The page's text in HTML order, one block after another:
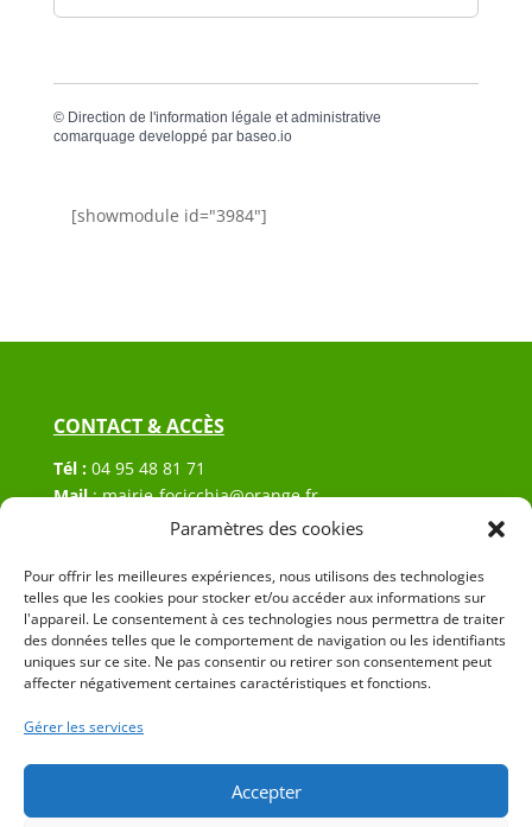
Paramètres des cookies
Pour offrir les meilleures expériences, nous utilisons des technologies
telles que les cookies pour stocker et/ou accéder aux informations sur
l'appareil. Le consentement à ces technologies nous permettra de traiter
des données telles que le comportement de navigation ou les identifiants
uniques sur ce site. Ne pas consentir ou retirer son consentement peut
affecter négativement certaines caractéristiques et fonctions.
Gérer les services
Accepter
© Direction de l'information légale et administrative
comarquage developpé par baseo.io
[showmodule id="3984"]
CONTACT & ACCÈS
Tél : 04 95 48 81 71
Mail:mairie-focicchia@orange.fr
Hôtel de ville de Focicchia
20212 Focicchia